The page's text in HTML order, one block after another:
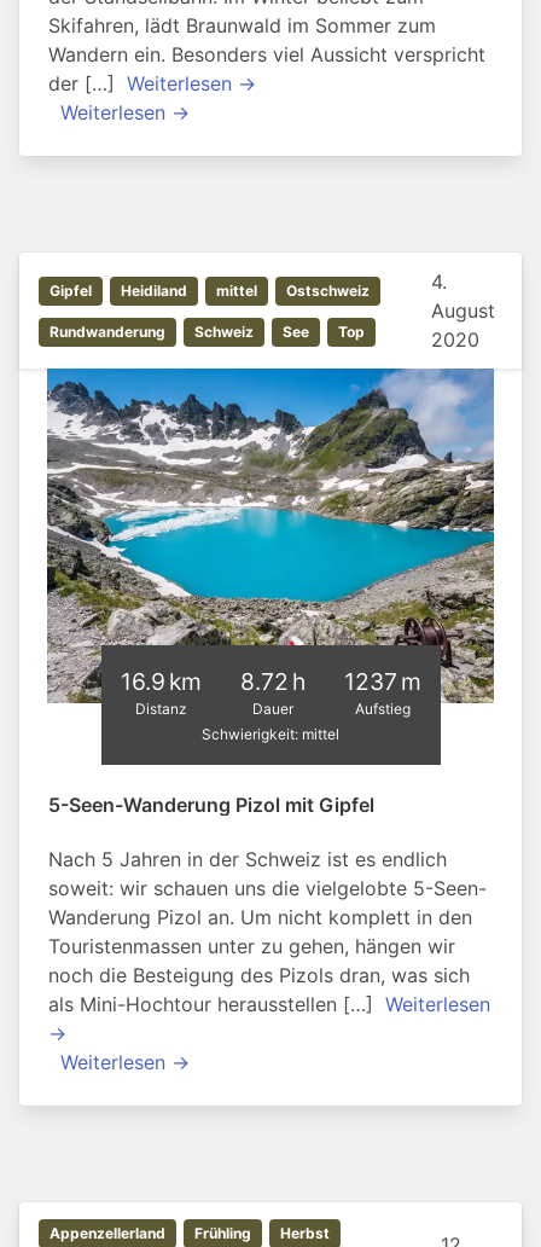
Skifahren, lädt Braunwald im Sommer zum
Wandern ein. Besonders viel Aussicht verspricht
der […] Weiterlesen →
Weiterlesen →
Gipfel Heidiland mittel Ostschweiz
Rundwanderung Schweiz See Top
4.
August
2020
16.9 km
Distanz
8.72 h
Dauer
1237 m
Aufstieg
Schwierigkeit: mittel
5-Seen-Wanderung Pizol mit Gipfel
Nach 5 Jahren in der Schweiz ist es endlich
soweit: wir schauen uns die vielgelobte 5-Seen-
Wanderung Pizol an. Um nicht komplett in den
Touristenmassen unter zu gehen, hängen wir
noch die Besteigung des Pizols dran, was sich
als Mini-Hochtour herausstellen […] Weiterlesen
→
Weiterlesen →
Appenzellerland Frühling Herbst